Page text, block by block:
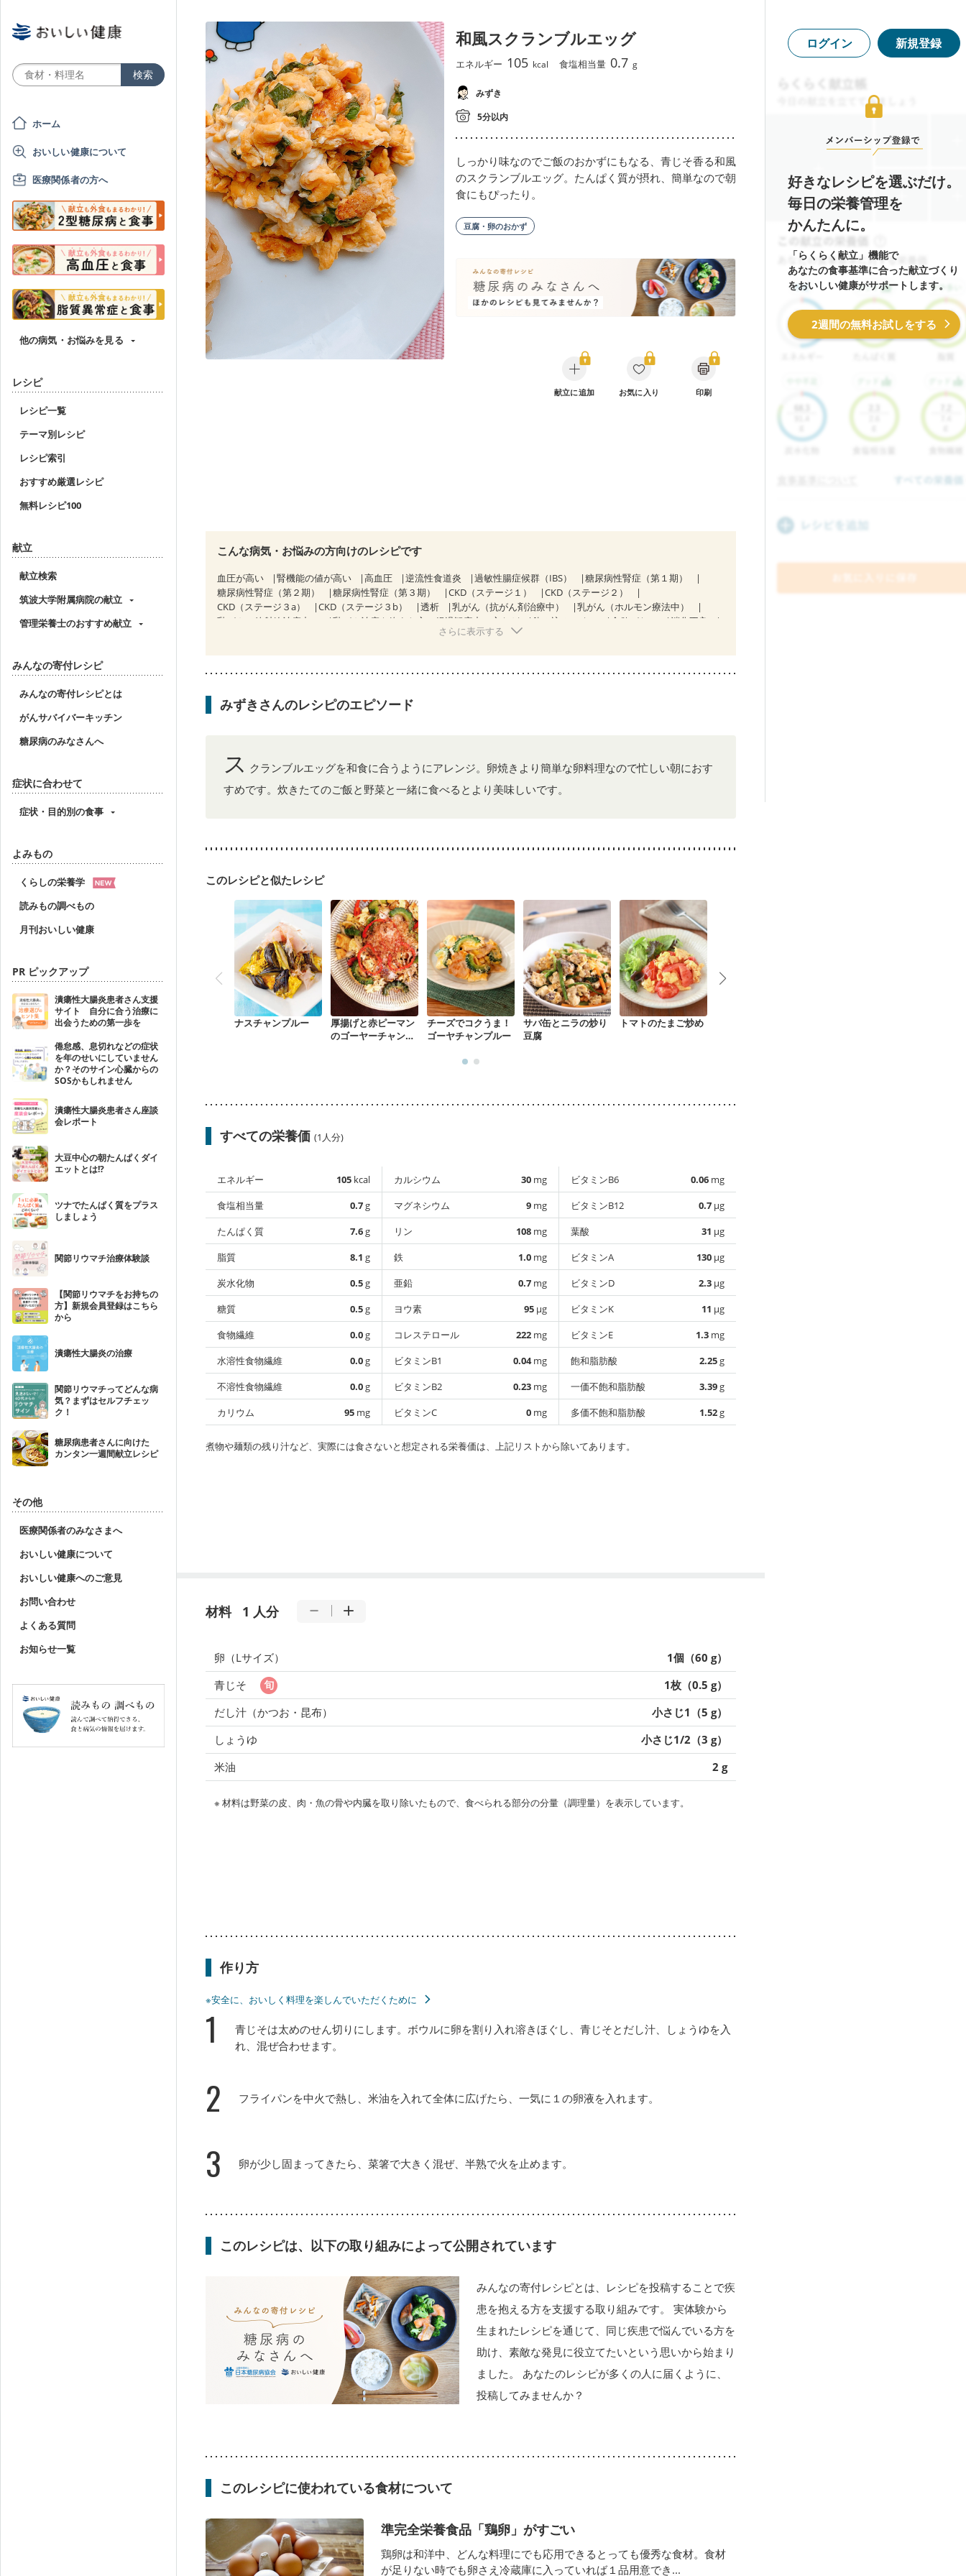
ホーム
おいしい健康について
医療関係者の方へ
他の病気・お悩みを見る
レシピ
レシピ一覧
テーマ別レシピ
レシピ索引
おすすめ厳選レシピ
無料レシピ100
献立
献立検索
筑波大学附属病院の献立
管理栄養士のおすすめ献立
みんなの寄付レシピ
みんなの寄付レシピとは
がんサバイバーキッチン
糖尿病のみなさんへ
症状に合わせて
症状・目的別の食事
よみもの
くらしの栄養学
読みもの調べもの
月刊おいしい健康
PR ピックアップ
潰瘍性大腸炎患者さん支援
サイト 自分に合う治療に
出会うための第一歩を
倦怠感、息切れなどの症状
を年のせいにしていません
か？そのサイン心臓からの
SOSかもしれません
潰瘍性大腸炎患者さん座談
会レポート
大豆中心の朝たんぱくダイ
エットとは!?
ツナでたんぱく質をプラス
しましょう
関節リウマチ治療体験談
【関節リウマチをお持ちの
方】新規会員登録はこちら
から
潰瘍性大腸炎の治療
関節リウマチってどんな病
気？まずはセルフチェッ
ク！
糖尿病患者さんに向けた
カンタン一週間献立レシピ
その他
医療関係者のみなさまへ
おいしい健康について
おいしい健康へのご意見
お問い合わせ
よくある質問
お知らせ一覧
和風スクランブルエッグ
エネルギー 105 kcal 食塩相当量 0.7 g
みずき
5分以内
しっかり味なのでご飯のおかずにもなる、青じそ香る和風
のスクランブルエッグ。たんぱく質が摂れ、簡単なので朝
食にもぴったり。
豆腐・卵のおかず
献立に追加 お気に入り 印刷
こんな病気・お悩みの方向けのレシピです
血圧が高い 腎機能の値が高い 高血圧 逆流性食道炎 過敏性腸症候群（IBS）
糖尿病性腎症（第１期）
糖尿病性腎症（第２期）
糖尿病性腎症（第３期） CKD（ステージ１）
CKD（ステージ２）
CKD（ステージ３a）
CKD（ステージ３b） 透析 乳がん（抗がん剤治療中）
乳がん（ホルモン療法中）
乳がん（放射線治療中）
乳がん治療を終えた方・経過観察中の方など 飲み込みにくい 食欲がない
消化不良
産後（ミルク） 骨折 骨粗しょう症
さらに表示する
みずきさんのレシピのエピソード
ス
クランブルエッグを和食に合うようにアレンジ。卵焼きより簡単な卵料理なので忙しい朝におす
すめです。炊きたてのご飯と野菜と一緒に食べるとより美味しいです。
このレシピと似たレシピ
ナスチャンプルー
厚揚げと赤ピーマン
のゴーヤーチャンプ
チーズでコクうま！
ゴーヤチャンプルー
サバ缶とニラの炒り
豆腐
トマトのたまご炒め
すべての栄養価 (1人分)
エネルギー 105 kcal
食塩相当量
0.7g
たんぱく質
7.6g
脂質
8.1 g
炭水化物
0.5g
糖質
0.5g
食物繊維
0.0g
水溶性食物繊維
0.0g
不溶性食物繊維
0.0g
カリウム
95 mg
カルシウム 30 mg
マグネシウム
9 mg
リン
108 mg
鉄
1.0 mg
亜鉛
0.7 mg
ヨウ素
95 µg
コレステロール
222 mg
ビタミンB1
0.04mg
ビタミンB2
0.23 mg
ビタミンC
0 mg
ビタミンB6 0.06 mg
ビタミンB12
0.7 µg
葉酸
31 µg
ビタミンA
130 µg
ビタミンD
2.3 µg
ビタミンK
11 µg
ビタミンE
1.3 mg
飽和脂肪酸
2.25g
一価不飽和脂肪酸
3.39g
多価不飽和脂肪酸
1.52g
煮物や麺類の残り汁など、実際には食さないと想定される栄養価は、上記リストから除いてあります。
材料 1 人分
卵（Lサイズ）
1個（60 g）
青じそ
1枚（0.5 g）
だし汁（かつお・昆布）
小さじ1（5 g）
しょうゆ
小さじ1/2（3 g）
米油
2 g
※ 材料は野菜の皮、肉・魚の骨や内臓を取り除いたもので、食べられる部分の分量（調理量）を表示しています。
作り方
※安全に、おいしく料理を楽しんでいただくために
1
青じそは太めのせん切りにします。ボウルに卵を割り入れ溶きほぐし、青じそとだし汁、しょうゆを入
れ、混ぜ合わせます。
2 フライパンを中火で熱し、米油を入れて全体に広げたら、一気に１の卵液を入れます。
3 卵が少し固まってきたら、菜箸で大きく混ぜ、半熟で火を止めます。
このレシピは、以下の取り組みによって公開されています
みんなの寄付レシピとは、レシピを投稿することで疾
患を抱える方を支援する取り組みです。 実体験から
生まれたレシピを通じて、同じ疾患で悩んでいる方を
助け、素敵な発見に役立てたいという思いから始まり
ました。 あなたのレシピが多くの人に届くように、
投稿してみませんか？
このレシピに使われている食材について
準完全栄養食品「鶏卵」がすごい
鶏卵は和洋中、どんな料理にでも応用できるとっても優秀な食材。食材
が足りない時でも卵さえ冷蔵庫に入っていれば１品用意でき...
ログイン 新規登録
好きなレシピを選ぶだけ。
毎日の栄養管理を
かんたんに。
「らくらく献立」機能で
あなたの食事基準に合った献立づくり
をおいしい健康がサポートします。
2週間の無料お試しをする